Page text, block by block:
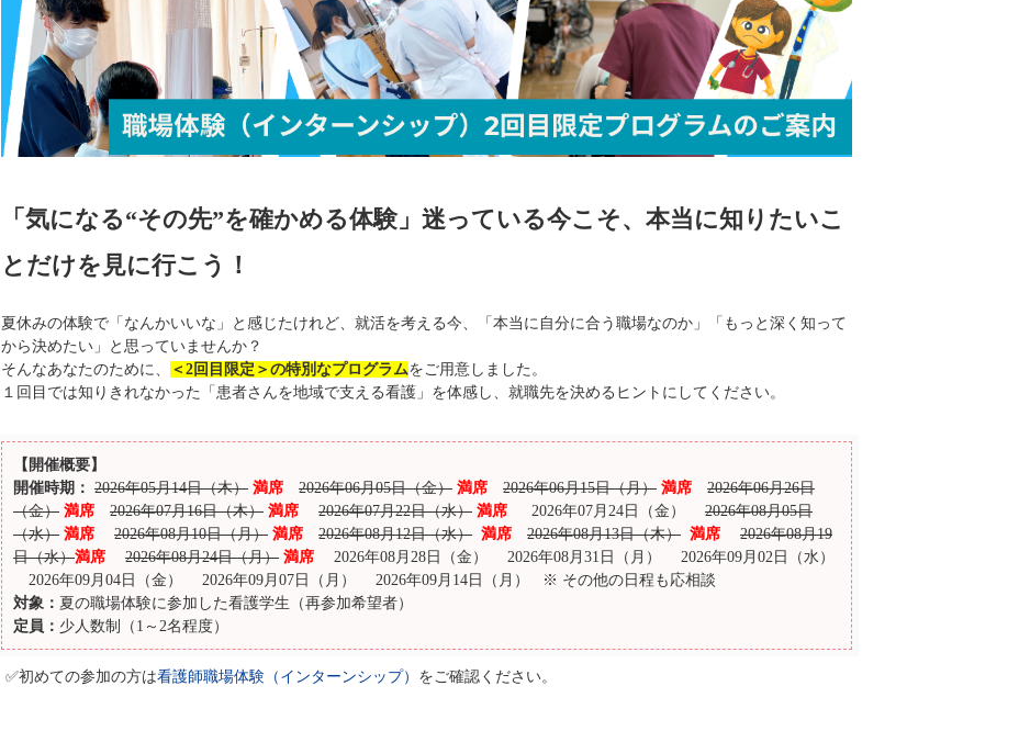
「気になる“その先”を確かめる体験」迷っている今こそ、本当に知りたいこ
とだけを見に行こう！
夏休みの体験で「なんかいいな」と感じたけれど、就活を考える今、「本当に自分に合う職場なのか」「もっと深く知って
から決めたい」と思っていませんか？
そんなあなたのために、
＜2回目限定＞の特別なプログラムをご用意しました。
１回目では知りきれなかった「患者さんを地域で支える看護」を体感し、就職先を決めるヒントにしてください。
【開催概要】
開催時期： 2026年05月14日（木） 満席 2026年06月05日（金） 満席 2026年06月15日（月） 満席
2026年06月26日
（金） 満席 2026年07月16日（木） 満席 2026年07月22日（水） 満席 2026年07月24日（金）
2026年08月05日
（水） 満席 2026年08月10日（月） 満席 2026年08月12日（水） 満席 2026年08月13日（木） 満席
2026年08月19
日（水）満席 2026年08月24日（月） 満席 2026年08月28日（金） 2026年08月31日（月）
2026年09月02日（水）
2026年09月04日（金）
2026年09月07日（月） 2026年09月14日（月）
※ その他の日程も応相談
対象： 夏の職場体験に参加した看護学生（再参加希望者）
定員： 少人数制（1～2名程度）
✅初めての参加の方は看護師職場体験（インターンシップ） をご確認ください。